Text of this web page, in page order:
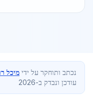
נכתב ותוחקר על ידי מיכל
עודכן ונבדק ב-2026